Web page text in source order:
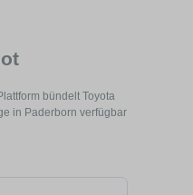
bündelt Toyota
in Paderborn verfügbar